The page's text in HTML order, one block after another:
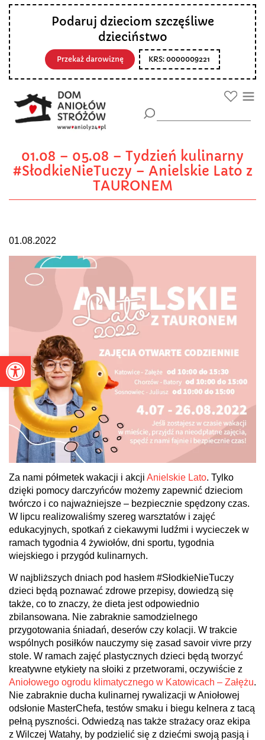
Otwórz pasek narzędzi
Podaruj dzieciom szczęśliwe
dzieciństwo
Przekaż darowiznę KRS: 0000009221
01.08 – 05.08 – Tydzień kulinarny
#SłodkieNieTuczy – Anielskie Lato z
TAURONEM
01.08.2022
Za nami półmetek wakacji i akcji Anielskie Lato. Tylko
dzięki pomocy darczyńców możemy zapewnić dzieciom
twórczo i co najważniejsze – bezpiecznie spędzony czas.
W lipcu realizowaliśmy szereg warsztatów i zajęć
edukacyjnych, spotkań z ciekawymi ludźmi i wycieczek w
ramach tygodnia 4 żywiołów, dni sportu, tygodnia
wiejskiego i przygód kulinarnych.
W najbliższych dniach pod hasłem #SłodkieNieTuczy
dzieci będą poznawać zdrowe przepisy, dowiedzą się
także, co to znaczy, że dieta jest odpowiednio
zbilansowana. Nie zabraknie samodzielnego
przygotowania śniadań, deserów czy kolacji. W trakcie
wspólnych posiłków nauczymy się zasad savoir vivre przy
stole. W ramach zajęć plastycznych dzieci będą tworzyć
kreatywne etykiety na słoiki z przetworami, oczywiście z
Aniołowego ogrodu klimatycznego w Katowicach – Załężu.
Nie zabraknie ducha kulinarnej rywalizacji w Aniołowej
odsłonie MasterChefa, testów smaku i biegu kelnera z tacą
pełną pyszności. Odwiedzą nas także strażacy oraz ekipa
z Wilczej Watahy, by podzielić się z dziećmi swoją pasją i